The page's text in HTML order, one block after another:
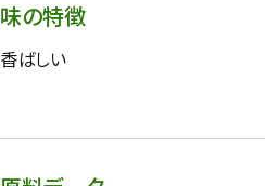
味の特徴
香ばしい